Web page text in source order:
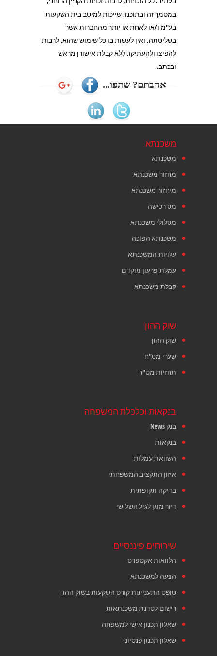
במסמך זה ובתוכנו, שייכות למיטב בית השקעות
בע"מ ו/או לאחת או יותר מהחברות אשר
בשליטתה, ואין לעשות בו כל שימוש שהוא, לרבות
להפיצו ולהעתיקו, ללא קבלת אישורן מראש
ובכתב.
אהבתם? שתפו...
משכנתא
משכנתא
מחזור משכנתא
מיחזור משכנתא
מס רכישה
מסלולי משכנתא
משכנתא הפוכה
עלויות המשכנתא
עמלת פרעון מוקדם
קבלת משכנתא
שוק ההון
שוק ההון
שערי מט"ח
תחזיות מט"ח
בנקאות וכלכלת המשפחה
בנק News
בנקאות
השוואת עמלות
איזון התקציב המשפחתי
בדיקה תקופתית
דיור מוגן לגיל השלישי
שירותים פיננסיים
הלוואות אקספרס
הצעה למשכנתא
טופס התעניינות קורס השקעות בשוק ההון
רישום לסדנת משכנתאות
שאלון תכנון אישי למשפחה
שאלון תכנון פנסיוני